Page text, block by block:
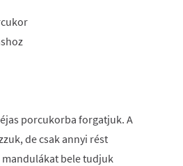
porcukorba forgatjuk. A
de csak annyi rést
mandulákat bele tudjuk